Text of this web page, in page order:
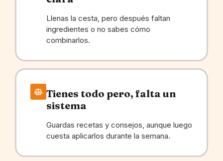
Llenas la cesta, pero después faltan
ingredientes o no sabes cómo
combinarlos.
Tienes todo pero, falta un
sistema
Guardas recetas y consejos, aunque luego
cuesta aplicarlos durante la semana.